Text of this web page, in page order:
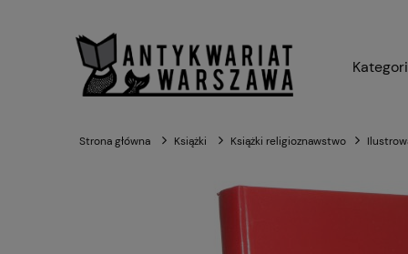
Strona główna Książki Książki religioznawstwo